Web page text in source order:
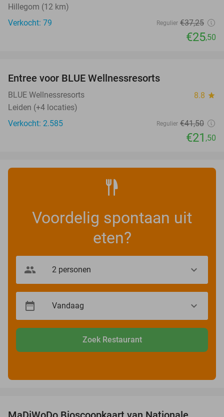
Hillegom (12 km)
Verkocht: 79
Regulier €37,25
€25,50
Entree voor BLUE Wellnessresorts
BLUE Wellnessresorts 8.8 star
Leiden (+4 locaties)
Verkocht: 2.585
Regulier €41,50
€21 ,50
Voordelig spontaan uit
eten?
Zoek Restaurant